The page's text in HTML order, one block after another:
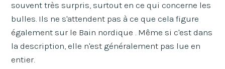
souvent très surpris, surtout en ce qui concerne les
bulles. Ils ne s'attendent pas à ce que cela figure
également sur le Bain nordique . Même si c'est dans
la description, elle n'est généralement pas lue en
entier.